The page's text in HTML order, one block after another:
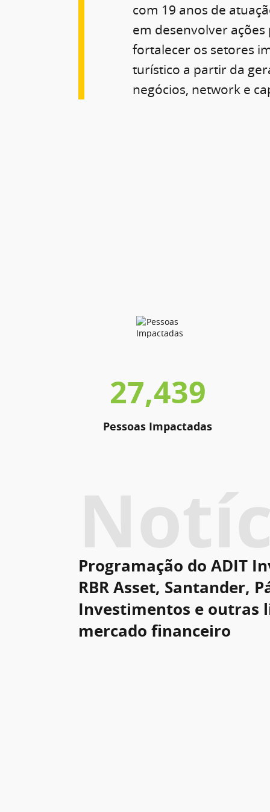
com 19 anos de
em desenvolver ações
fortalecer os setores
turístico a partir da
negócios, network e
27,439
Pessoas Impactadas
Programação do ADIT
RBR Asset, Santander,
Investimentos e outras
mercado financeiro